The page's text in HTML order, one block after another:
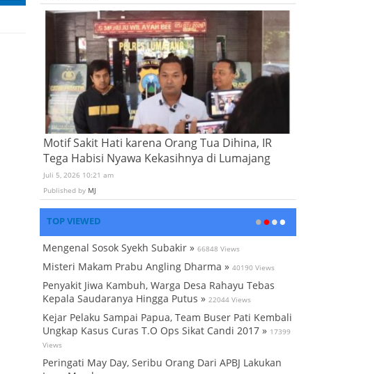
Motif Sakit Hati karena Orang Tua Dihina, IR
Tega Habisi Nyawa Kekasihnya di Lumajang
Juli 5, 2026 10:21 am
Published by MJ
TOP VIEWED
Mengenal Sosok Syekh Subakir » 66848 Views
Misteri Makam Prabu Angling Dharma » 40190 Views
Penyakit Jiwa Kambuh, Warga Desa Rahayu Tebas
Kepala Saudaranya Hingga Putus » 22044 Views
Kejar Pelaku Sampai Papua, Team Buser Pati Kembali
Ungkap Kasus Curas T.O Ops Sikat Candi 2017 » 17399
Views
Peringati May Day, Seribu Orang Dari APBJ Lakukan